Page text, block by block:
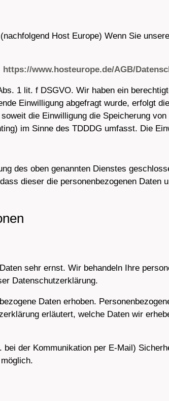
Host Europe) Wenn Sie
https://www.hosteurope.de/AGB/
1 lit. f DSGVO. Wir haben ein
Einwilligung abgefragt wurde, erfolgt
die Einwilligung die Speicherung
im Sinne des TDDDG umfasst. Die
des oben genannten Dienstes
dieser die personenbezogenen Daten
sehr ernst. Wir behandeln Ihre
Datenschutzerklärung.
Daten erhoben.
erläutert, welche Daten wir
der Kommunikation per E-Mail)